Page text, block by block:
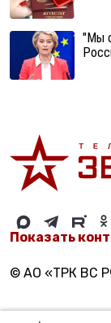
"Мы
Показать
© АО «ТРК ВС